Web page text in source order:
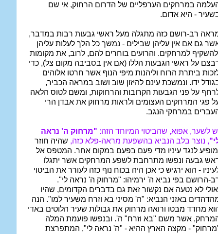
במרחקים הערפליים של הדרום הרחוק, אי שם
- היא אדום.
רב-רושם כזה מתגלה מעל ראשי גבעות רבות במדבר,
גם אם אין עליהן שבילים - נמשך כל הלך לעלות עליהן
למרחקים. והרועים בוחרים להם, לרוב, את מקומות
על ראשי הגבעות הללו (אם אין בסביבה מקום צל), כדי
ביתרת הרוח וליהנות מיפי הנוף אשר חרטו אלוהים
ידו. ונמשכת עינם להיזון שוב ושוב במראה הכביר,
על פני הגבעות הקרובות והרחוקות, ומשם לטוס הלאה
פגי המרחקים העצומים ולראות מרחוק את אבדן הרי
במרחקי הנגב.
לשער, אפוא, שהביטוי המיוחד הזה: "מרחוק ה' נראה
, נוצר בלב הנביא בהשפעת מראה-פלא כזה, שהיה חוזר
לנגד עיניו מדי פעם בפעם במקום אחר. המטפס אל
גבעה ונפשו מתרחבת לשפע המרחקים אשר יתגלו
- הוא ירגיש כי אכן היה בכוח נוף כזה לעורר את הביטוי
הרושם בפי נביא ה' ירמיהו: "מרחוק ה' נראה לי".
לא נטעה אם נקשור זאת גם בדברים הקדומים, שהיו
באזני הנביא: "ה' מסיני בא וזרח משעיר למו". הנה
מחדד מבטו ורואה מרחוק את גבולות שעיר הלוטים באדי
אשר משם "בא וזרח" ה'. ובנפשו פועמת המלה
- מקצה הארץ ההיא - "ה' נראה לי", המתפרצת